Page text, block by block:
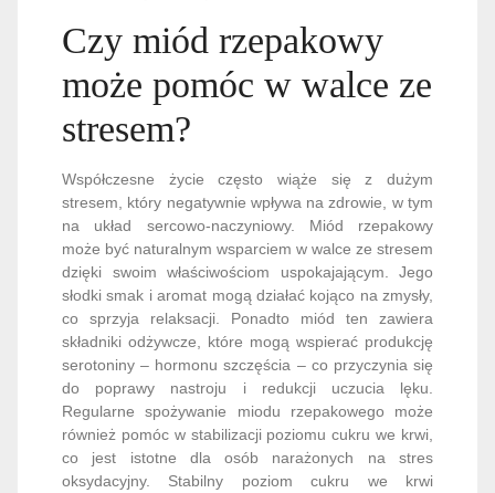
Czy miód rzepakowy
może pomóc w walce ze
stresem?
Współczesne życie często wiąże się z dużym
stresem, który negatywnie wpływa na zdrowie, w tym
na układ sercowo-naczyniowy. Miód rzepakowy
może być naturalnym wsparciem w walce ze stresem
dzięki swoim właściwościom uspokajającym. Jego
słodki smak i aromat mogą działać kojąco na zmysły,
co sprzyja relaksacji. Ponadto miód ten zawiera
składniki odżywcze, które mogą wspierać produkcję
serotoniny – hormonu szczęścia – co przyczynia się
do poprawy nastroju i redukcji uczucia lęku.
Regularne spożywanie miodu rzepakowego może
również pomóc w stabilizacji poziomu cukru we krwi,
co jest istotne dla osób narażonych na stres
oksydacyjny. Stabilny poziom cukru we krwi